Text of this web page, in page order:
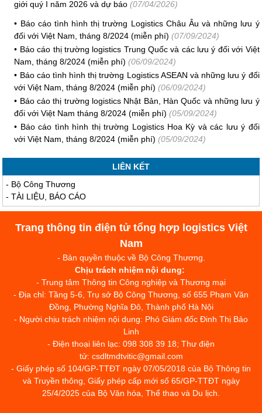
giới quý I năm 2026 và dự báo (07/04/2026)
• Báo cáo tình hình thị trường Logistics Châu Âu và những lưu ý
đối với Việt Nam, tháng 8/2024 (miễn phí) (07/09/2024)
• Báo cáo thị trường logistics Trung Quốc và các lưu ý đối với Việt
Nam, tháng 8/2024 (miễn phí) (06/09/2024)
• Báo cáo tình hình thị trường Logistics ASEAN và những lưu ý đối
với Việt Nam, tháng 8/2024 (miễn phí) (06/09/2024)
• Báo cáo thị trường logistics Nhật Bản, Hàn Quốc và những lưu ý
đối với Việt Nam tháng 8/2024 (miễn phí) (05/09/2024)
• Báo cáo tình hình thị trường Logistics Hoa Kỳ và các lưu ý đối
với Việt Nam, tháng 8/2024 (miễn phí)(05/09/2024)
LIÊN KẾT
- Bộ Công Thương
-TÀI LIỆU, BÁO CÁO
Trang thông tin điện tử tổng hợp logistics Việt
Nam
- Bản quyền thuộc về Bộ Công Thương.
Chịu trách nhiệm nội dung:
- Trung tâm Thông tin Công nghiệp và Thương mại
- Địa chỉ: Tầng 5-6, Trụ sở Bộ Công Thương, số 655 Phạm Văn
Đồng, Phường Nghĩa Đô, Thành phố Hà Nội
- Người chịu trách nhiệm nội dung: Phó Giám đốc Đinh Thị Bảo
Linh
- Điện thoại liên lạc: 098 308 39 18; Thư điện
tử: csdltmdtvitic@gmail.com
- Giấy phép số 104/GP-TTĐT ngày 07/05/2018 của Bộ Thông tin
và Truyền thông, Giấy phép cấp mới số 65/GP-TTĐT ngày
25/4/2025 của Bộ Văn hóa, Thể thao và Du lịch.